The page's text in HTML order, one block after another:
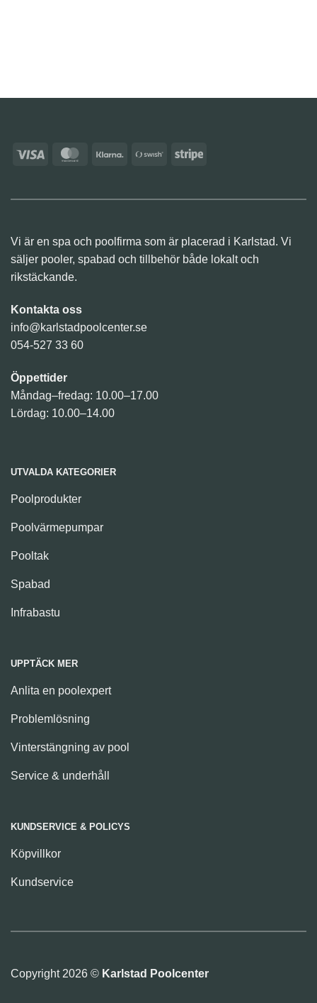
Visa MasterCardKlarna Swish
Stripe
Vi är en spa och poolfirma som är placerad i Karlstad. Vi
säljer pooler, spabad och tillbehör både lokalt och
rikstäckande.
Kontakta oss
info@karlstadpoolcenter.se
054-527 33 60
Öppettider
Måndag–fredag: 10.00–17.00
Lördag: 10.00–14.00
UTVALDA KATEGORIER
Poolprodukter
Poolvärmepumpar
Pooltak
Spabad
Infrabastu
UPPTÄCK MER
Anlita en poolexpert
Problemlösning
Vinterstängning av pool
Service & underhåll
KUNDSERVICE & POLICYS
Köpvillkor
Kundservice
Copyright 2026 © Karlstad Poolcenter